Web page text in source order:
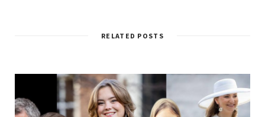
RELATED POSTS